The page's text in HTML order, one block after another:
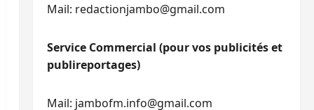
Mail: redactionjambo@gmail.com
Service Commercial (pour vos publicités et
publireportages)
Mail: jambofm.info@gmail.com